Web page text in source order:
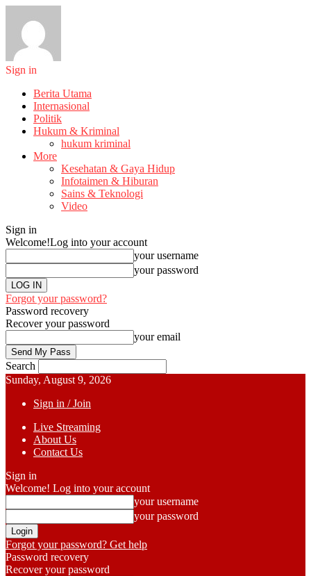
Sign in
Berita Utama
Internasional
Politik
Hukum & Kriminal
hukum kriminal
More
Kesehatan & Gaya Hidup
Infotaimen & Hiburan
Sains & Teknologi
Video
Sign in
Welcome!Log into your account
your username
your password
Forgot your password?
Password recovery
Recover your password
your email
Search
Sunday, August 9, 2026
Sign in / Join
Live Streaming
About Us
Contact Us
Sign in
Welcome! Log into your account
your username
your password
Forgot your password? Get help
Password recovery
Recover your password